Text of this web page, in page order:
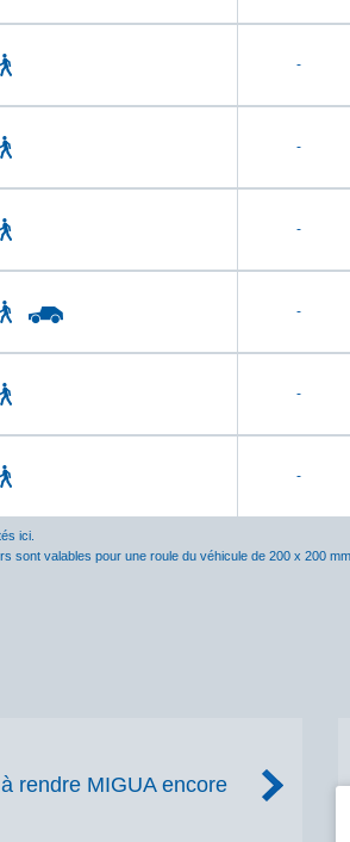
-
-
-
-
-
-
ici.
sont valables pour une roule du véhicule de 200 x 200 mm.
rendre MIGUA encore